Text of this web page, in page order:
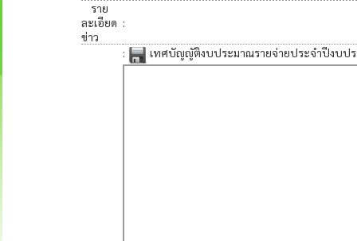
ราย
ละเอียด
ข่าว
:
: เทศบัญญัติงบประมาณรายจ่ายประจำปีงบป